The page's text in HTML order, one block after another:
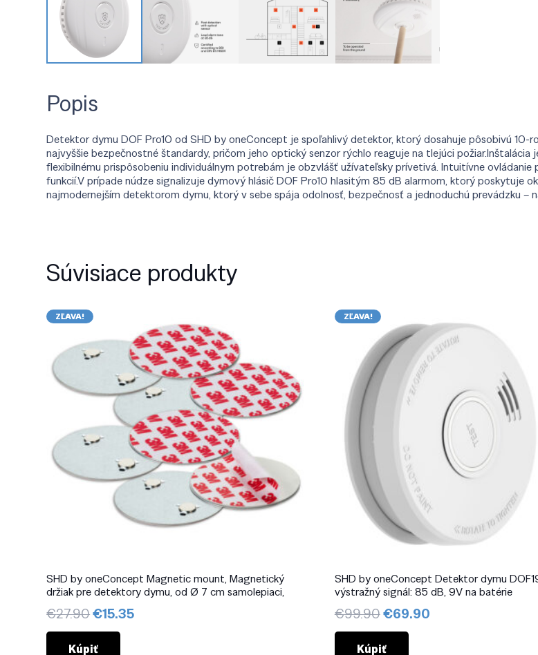
Popis
Detektor dymu DOF Pro10 od SHD by oneConcept je spoľahlivý detektor, ktorý dosahuje pôsobivú 10-
najvyššie bezpečnostné štandardy, pričom jeho optický senzor rýchlo reaguje na tlejúci
flexibilnému prispôsobeniu individuálnym potrebám je obzvlášť užívateľsky prívetivá. Intuitívne
funkcií.V prípade núdze signalizuje dymový hlásič DOF Pro10 hlasitým 85 dB alarmom, ktorý
najmodernejším detektorom dymu, ktorý v sebe spája odolnosť, bezpečnosť a jednoduchú prevádzku –
Súvisiace produkty
ZĽAVA!
SHD by oneConcept Magnetic mount, Magnetický
držiak pre detektory dymu, od Ø 7 cm samolepiaci,
€27.90Pôvodná
cena
bola:
€15.35Aktuálna
Kúpiť
ZĽAVA!
SHD by oneConcept Detektor dymu
výstražný signál: 85 dB, 9V na batérie
€99.90Pôvodná
cena
bola:
€69.90Aktuálna
Kúpiť